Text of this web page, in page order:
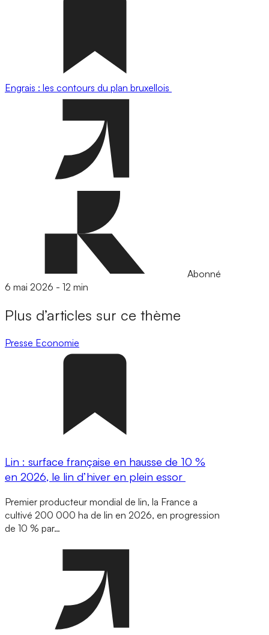
Engrais : les contours du plan bruxellois
Abonné
6 mai 2026 - 12 min
Plus d’articles sur ce thème
Presse Economie
Lin : surface française en hausse de 10 %
en 2026, le lin d’hiver en plein essor
Premier producteur mondial de lin, la France a
cultivé 200 000 ha de lin en 2026, en progression
de 10 % par…